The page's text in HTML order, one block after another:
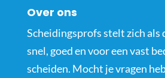
Over ons
Scheidingsprofs stelt zich als
snel, goed en voor een vast
scheiden. Mocht je vragen